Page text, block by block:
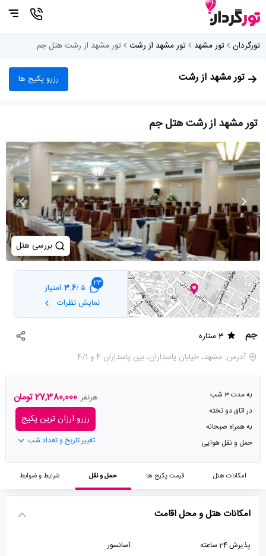
تورگردان تور مشهد تور مشهد از رشت تور مشهد از رشت هتل جم
تور مشهد از رشت رزرو پکیج ها
تور مشهد از رشت هتل جم
بررسی هتل
23
5 /
3.6 امتیاز
نمایش نظرات
جم
3 ستاره
آدرس: مشهد، خیابان پاسداران، بین پاسداران 4 و 4/1
به مدت 3 شب
در اتاق دو تخته
به همراه صبحانه
حمل و نقل هوایی
هرنفر 27,380,000 تومان
رزرو ارزان ترین پکیج
تغییر تاریخ و تعداد شب
امکانات هتل قیمت پکیج ها حمل و نقل شرایط و ضوابط
امکانات هتل و محل اقامت
پذیرش 24 ساعته
آسانسور